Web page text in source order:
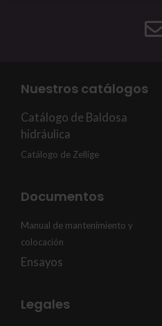
Nuestros catálogos
Catálogo de Baldosa
hidráulica
Catálogo de Zellige
Documentos
Manual de mantenimiento y
colocación
Ensayos
Legales